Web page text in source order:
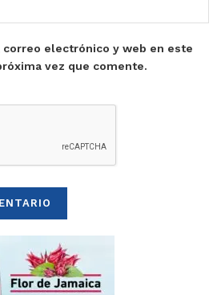
correo electrónico y web en este
vez que comente.